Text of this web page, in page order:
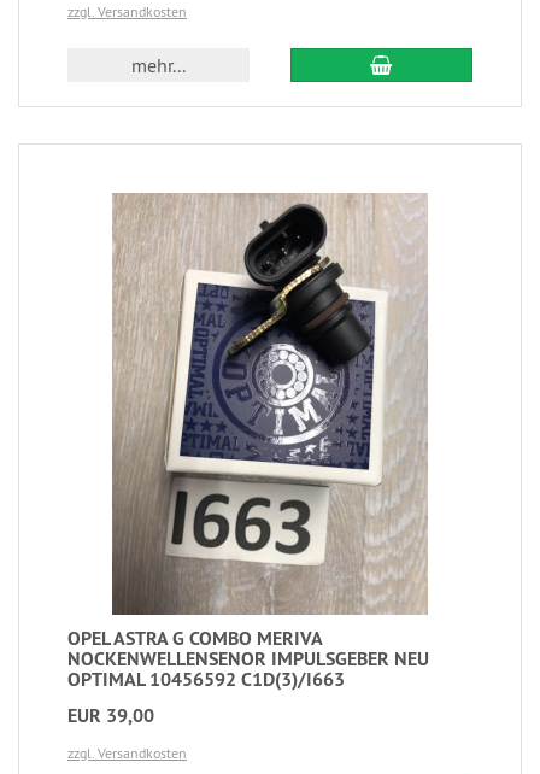
zzgl. Versandkosten
mehr...
OPEL ASTRA G COMBO MERIVA
NOCKENWELLENSENOR IMPULSGEBER NEU
OPTIMAL 10456592 C1D(3)/I663
EUR 39,00
zzgl. Versandkosten